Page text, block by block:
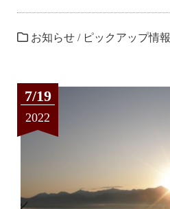
お知らせ / ピックアップ情報
7/19
2022